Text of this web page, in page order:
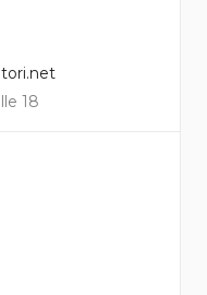
18